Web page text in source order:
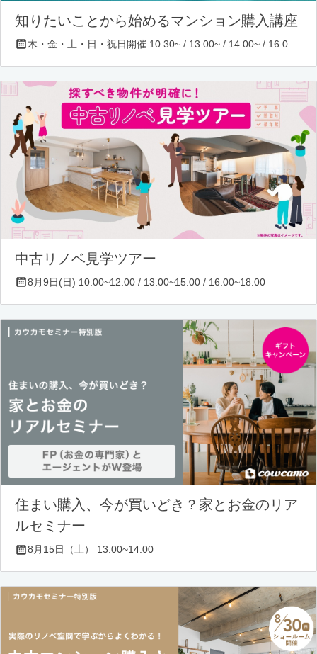
知りたいことから始めるマンション購入講座
中古リノベ見学ツアー
8月9日(日) 10:00~12:00 / 13:00~15:00 / 16:00~18:00
住まい購入、今が買いどき？家とお金のリア
ルセミナー
8月15日（土） 13:00~14:00